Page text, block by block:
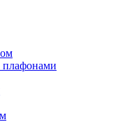
плафонами